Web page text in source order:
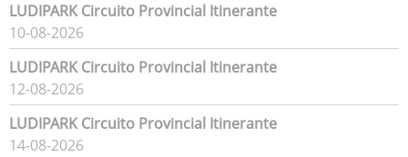
LUDIPARK Circuito Provincial Itinerante
10-08-2026
LUDIPARK Circuito Provincial Itinerante
12-08-2026
LUDIPARK Circuito Provincial Itinerante
14-08-2026